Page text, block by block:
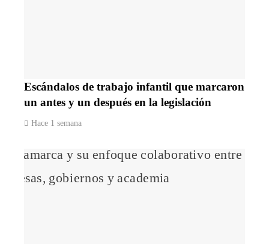
Escándalos de trabajo infantil que marcaron
un antes y un después en la legislación
Hace 1 semana